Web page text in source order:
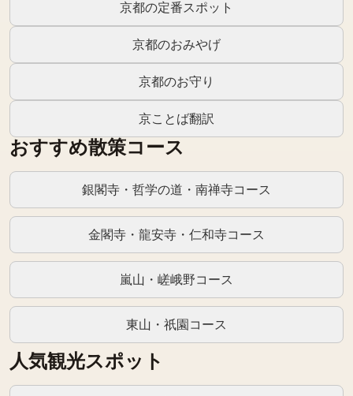
京都の定番スポット
京都のおみやげ
京都のお守り
京ことば翻訳
おすすめ散策コース
銀閣寺・哲学の道・南禅寺コース
金閣寺・龍安寺・仁和寺コース
嵐山・嵯峨野コース
東山・祇園コース
人気観光スポット